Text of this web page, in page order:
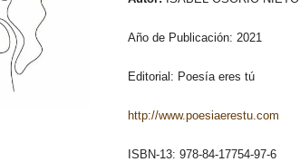
Año de Publicación: 2021
Editorial: Poesía eres tú
http://www.poesiaerestu.com
ISBN-13: 978-84-17754-97-6